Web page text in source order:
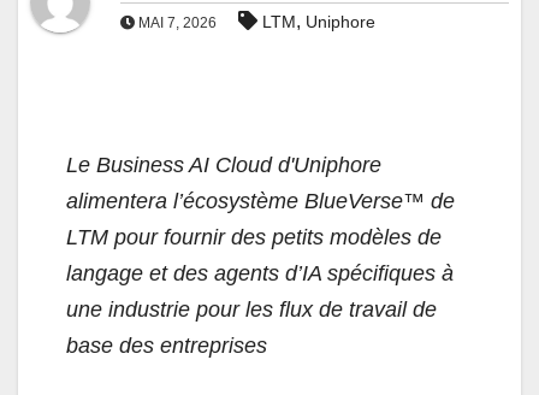
MAI 7, 2026 LTM, Uniphore
Le Business AI Cloud d'Uniphore
alimentera l’écosystème BlueVerse™ de
LTM pour fournir des petits modèles de
langage et des agents d’IA spécifiques à
une industrie pour les flux de travail de
base des entreprises